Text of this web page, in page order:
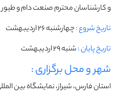
و کارشناسان محترم صنعت دام و طیور
تاریخ شروع :چهارشنبه 26 ارديبهشت
تاریخ پایان :شنبه 29 ارديبهشت
شهر و محل برگزاری :
استان فارس، شیراز، نمایشگاه بین